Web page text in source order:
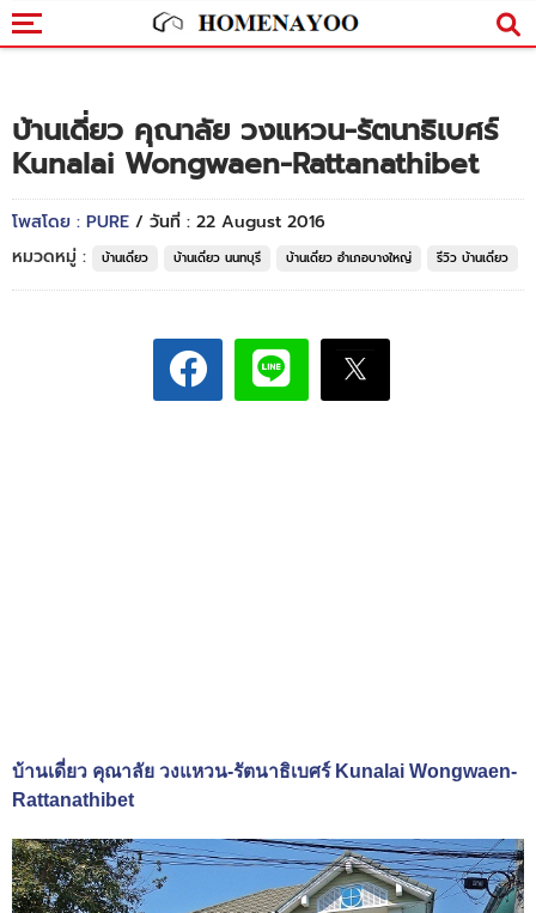
บ้านเดี่ยว คุณาลัย วงแหวน-รัตนาธิเบศร์
Kunalai Wongwaen-Rattanathibet
โพสโดย : PURE / วันที่ : 22 August 2016
หมวดหมู่ :
บ้านเดี่ยว บ้านเดี่ยว นนทบุรี บ้านเดี่ยว อำเภอบางใหญ่ รีวิว บ้านเดี่ยว
บ้านเดี่ยว คุณาลัย วงแหวน-รัตนาธิเบศร์ Kunalai Wongwaen-
Rattanathibet